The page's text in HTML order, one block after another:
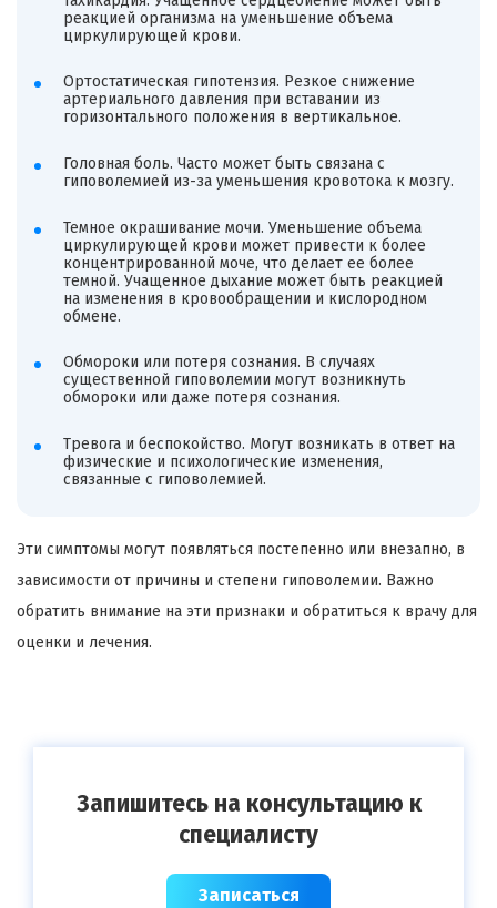
реакцией организма на уменьшение объема
циркулирующей крови.
Ортостатическая гипотензия. Резкое снижение
артериального давления при вставании из
горизонтального положения в вертикальное.
Головная боль. Часто может быть связана с
гиповолемией из-за уменьшения кровотока к мозгу.
Темное окрашивание мочи. Уменьшение объема
циркулирующей крови может привести к более
концентрированной моче, что делает ее более
темной. Учащенное дыхание может быть реакцией
на изменения в кровообращении и кислородном
обмене.
Обмороки или потеря сознания. В случаях
существенной гиповолемии могут возникнуть
обмороки или даже потеря сознания.
Тревога и беспокойство. Могут возникать в ответ на
физические и психологические изменения,
связанные с гиповолемией.
Эти симптомы могут появляться постепенно или внезапно, в
зависимости от причины и степени гиповолемии. Важно
обратить внимание на эти признаки и обратиться к врачу для
оценки и лечения.
Запишитесь на консультацию к
специалисту
Записаться